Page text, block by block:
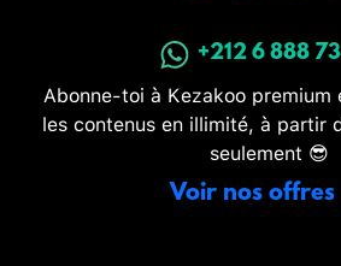
+212 6 888
Abonne-toi à Kezakoo
les contenus en illimité, à partir
seulement 😎
Voir nos offres